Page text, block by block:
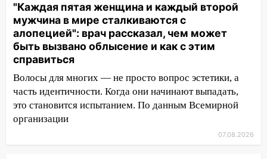
08:22 Подросток на питбайке сбил
велосипедистку: пострадали двое
07:20 Жара возвращается: ожидается
знойный и сухой четверг
06:00 Под Ульяновском при развороте
пострадал 38-летний водитель
иномарки
«Каждая пятая женщина и каждый
"Каждая пятая женщина и каждый второй
мужчина в мире сталкиваются с
алопецией": врач рассказал, чем может
быть вызвано облысение и как с этим
справиться
Волосы для многих — не просто вопрос эстетики, а
часть идентичности. Когда они начинают выпадать,
это становится испытанием. По данным Всемирной
организации
07.08.2026